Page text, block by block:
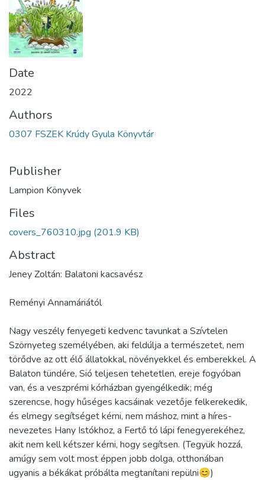
Date
2022
Authors
0307 FSZEK Krúdy Gyula Könyvtár
Publisher
Lampion Könyvek
Files
covers_760310.jpg (201.9 KB)
Abstract
Jeney Zoltán: Balatoni kacsavész
Reményi Annamáriától
Nagy veszély fenyegeti kedvenc tavunkat a Szívtelen
Szörnyeteg személyében, aki feldúlja a természetet, nem
törődve az ott élő állatokkal, növényekkel és emberekkel. A
Balaton tündére, Sió teljesen tehetetlen, ereje fogyóban
van, és a veszprémi kórházban gyengélkedik; még
szerencse, hogy hűséges kacsáinak vezetője felkerekedik,
és elmegy segítséget kérni, nem máshoz, mint a híres-
nevezetes Hany Istókhoz, a Fertő tó lápi fenegyerekéhez,
akit nem kell kétszer kérni, hogy segítsen. (Tegyük hozzá,
amúgy sem volt most éppen jobb dolga, otthonában
ugyanis a békákat próbálta megtanítani repülni😊)